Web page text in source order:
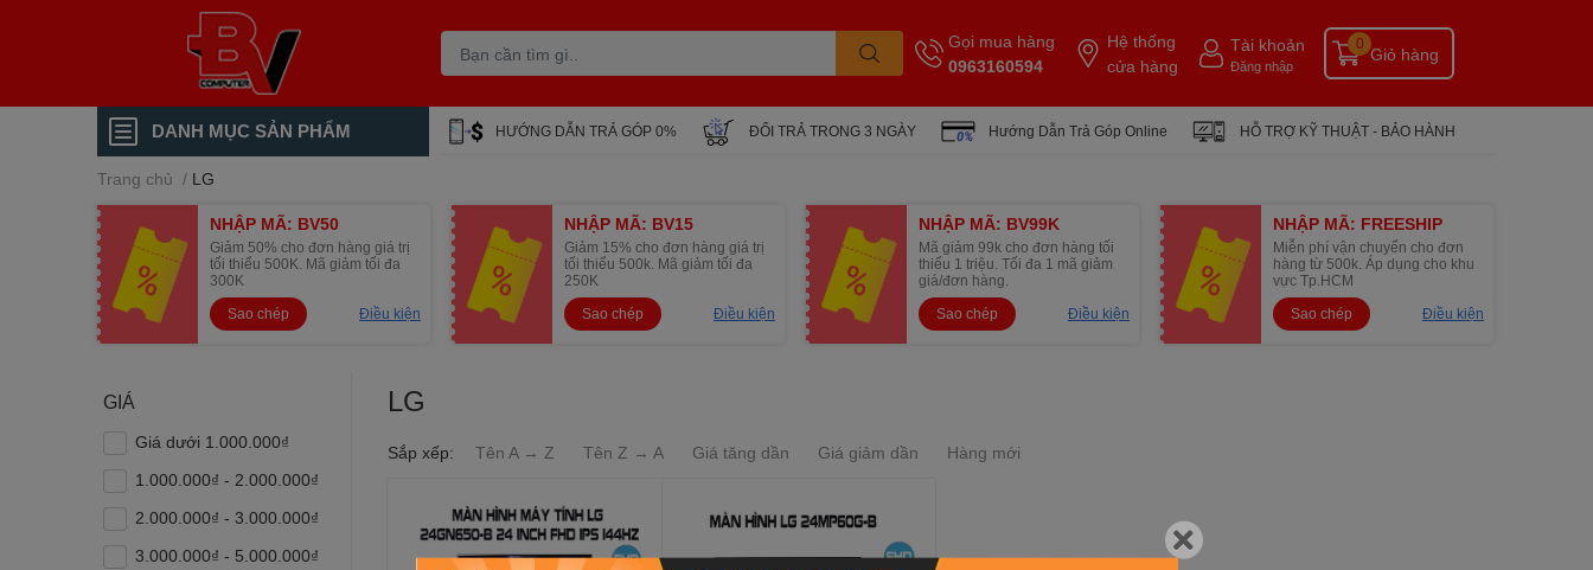
Gọi mua hàng
0963160594
Hệ thống
cửa hàng
Tài khoản
Đăng nhập
Giỏ hàng
0
DANH MỤC SẢN PHẨM HƯỚNG DẪN TRẢ GÓP 0% ĐỔI TRẢ TRONG 3 NGÀY Hướng Dẫn Trả Góp Online HỖ TRỢ KỸ THUẬT - BẢO HÀNH
Trang chủ / LG
NHẬP MÃ: BV50
Giảm 50% cho đơn hàng giá trị
tối thiểu 500K. Mã giảm tối đa
300K
Sao chép
Điều kiện
NHẬP MÃ: BV15
Giảm 15% cho đơn hàng giá trị
tối thiểu 500k. Mã giảm tối đa
250K
Sao chép
Điều kiện
NHẬP MÃ: BV99K
Mã giảm 99k cho đơn hàng tối
thiểu 1 triệu. Tối đa 1 mã giảm
giá/đơn hàng.
Sao chép
Điều kiện
NHẬP MÃ: FREESHIP
Miễn phí vận chuyển cho đơn
hàng từ 500k. Áp dụng cho khu
vực Tp.HCM
Sao chép
Điều kiện
GIÁ
Giá dưới 1.000.000₫
1.000.000₫ - 2.000.000₫
2.000.000₫ - 3.000.000₫
3.000.000₫ - 5.000.000₫
LG
Sắp xếp: Tên A → Z Tên Z → A Giá tăng dần Giá giảm dần Hàng mới